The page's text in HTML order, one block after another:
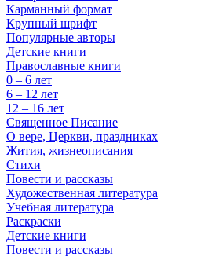
Карманный формат
Крупный шрифт
Популярные авторы
Детские книги
Православные книги
0 – 6 лет
6 – 12 лет
12 – 16 лет
Священное Писание
О вере, Церкви, праздниках
Жития, жизнеописания
Стихи
Повести и рассказы
Художественная литература
Учебная литература
Раскраски
Детские книги
Повести и рассказы